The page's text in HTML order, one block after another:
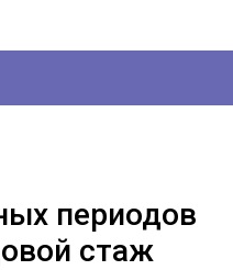
периодов
стаж